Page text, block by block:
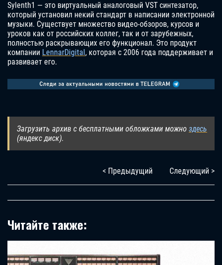
Sylenth1 — это виртуальный аналоговый VST синтезатор,
который установил некий стандарт в написании электронной
музыки. Существует множество видео-обзоров, курсов и
уроков как от российских коллег, так и от зарубежных,
полностью раскрывающих его функционал. Это продукт
компании LennarDigital, которая с 2006 года поддерживает и
развивает его.
Загрузить архив с бесплатными обложками можно здесь
(яндекс диск).
< Предыдущий Следующий >
Читайте также: